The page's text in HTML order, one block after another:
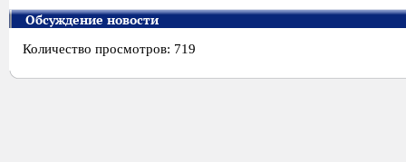
Обсуждение новости
Количество просмотров: 719